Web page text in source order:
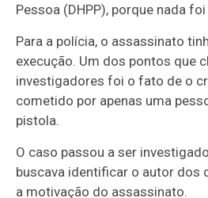
Pessoa (DHPP), porque nada
Para a polícia, o assassinato
execução. Um dos pontos que
investigadores foi o fato de o
cometido por apenas uma
pistola.
O caso passou a ser
buscava identificar o autor dos
a motivação do assassinato.